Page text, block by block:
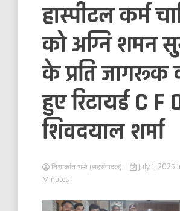
हास्पीटल कर्म
को अग्नि शमन
के प्रति जागरूक
हुए रिटायर्ड C F
शिवदयाल शर्मा
निशाकांत शर्मा (सहसंपादक) July 1, 2025
Minutes